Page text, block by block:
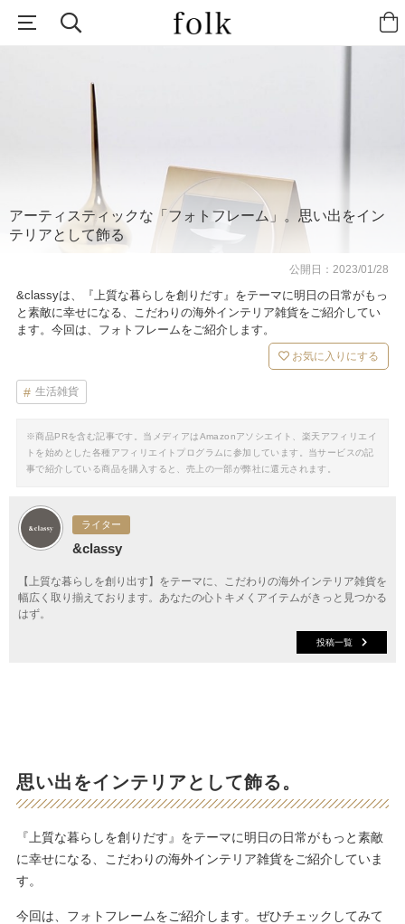
アーティスティックな「フォトフレーム」。思い出をイン
テリアとして飾る
公開日：2023/01/28
&classyは、『上質な暮らしを創りだす』をテーマに明日の日常がもっ
と素敵に幸せになる、こだわりの海外インテリア雑貨をご紹介してい
ます。今回は、フォトフレームをご紹介します。
お気に入りにする
生活雑貨
※商品PRを含む記事です。当メディアはAmazonアソシエイト、楽天アフィリエイ
トを始めとした各種アフィリエイトプログラムに参加しています。当サービスの記
事で紹介している商品を購入すると、売上の一部が弊社に還元されます。
ライター
&classy
【上質な暮らしを創り出す】をテーマに、こだわりの海外インテリア雑貨を
幅広く取り揃えております。あなたの心トキメくアイテムがきっと見つかる
はず。
投稿一覧
思い出をインテリアとして飾る。
『上質な暮らしを創りだす』をテーマに明日の日常がもっと素敵
に幸せになる、こだわりの海外インテリア雑貨をご紹介していま
す。
今回は、フォトフレームをご紹介します。ぜひチェックしてみて